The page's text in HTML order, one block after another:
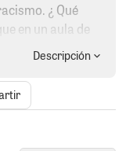
¿ Qué
en un aula de
Mucho ojo
porque MASIEL
y al
Descripción